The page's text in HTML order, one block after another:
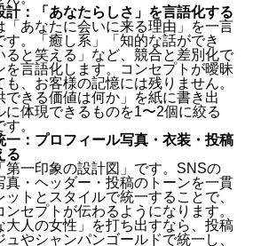
：「あなたらしさ」を言語化する
「あなたに会いに来る理由」を一言
す。「癒し系」「知的な話ができ
ると笑える」など、競合と差別化で
を言語化します。コンセプトが曖昧
、お客様の記憶には残りません。
できる価値は何か」を紙に書き出
に体現できるものを1〜2個に絞る
。
：プロフィール写真・衣装・投稿
る
第一印象の設計図」です。SNSの
真・ヘッダー・投稿のトーンを一貫
ットとスタイルで統一することで、
ンセプトが伝わるようになります。
大人の女性」を打ち出すなら、投稿
ュやシャンパンゴールドで統一し、